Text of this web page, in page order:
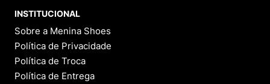
INSTITUCIONAL
Sobre a Menina Shoes
Política de Privacidade
Política de Troca
Política de Entrega